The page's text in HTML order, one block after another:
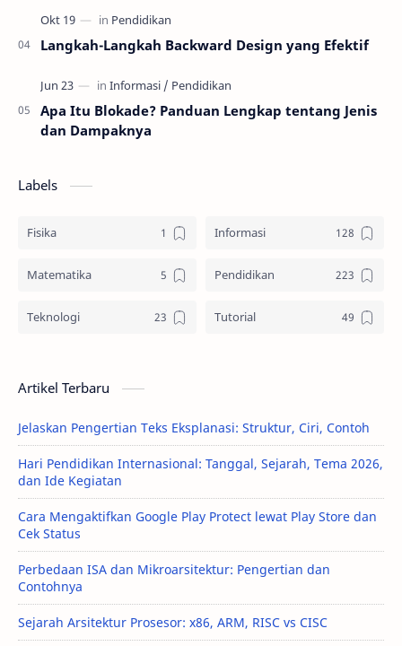
Langkah-Langkah Backward Design yang Efektif
Apa Itu Blokade? Panduan Lengkap tentang Jenis
dan Dampaknya
Labels
Fisika Informasi
Matematika Pendidikan
Teknologi Tutorial
Artikel Terbaru
Jelaskan Pengertian Teks Eksplanasi: Struktur, Ciri, Contoh
Hari Pendidikan Internasional: Tanggal, Sejarah, Tema 2026,
dan Ide Kegiatan
Cara Mengaktifkan Google Play Protect lewat Play Store dan
Cek Status
Perbedaan ISA dan Mikroarsitektur: Pengertian dan
Contohnya
Sejarah Arsitektur Prosesor: x86, ARM, RISC vs CISC